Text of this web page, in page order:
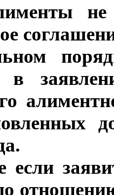
в
если